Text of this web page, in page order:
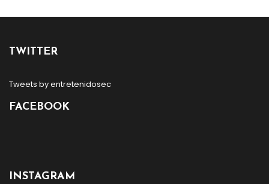
TWITTER
Tweets by entretenidosec
FACEBOOK
INSTAGRAM